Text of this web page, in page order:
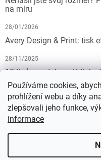
Používáme cookies,
prohlížení webu a díky
zlepšovali jeho funkce,
informace
na míru
28/01/2026
Avery Design & Print: tisk
28/11/2025
10 tipů pro dokonalý tisk
výsledek bez starostí
19/07/2025